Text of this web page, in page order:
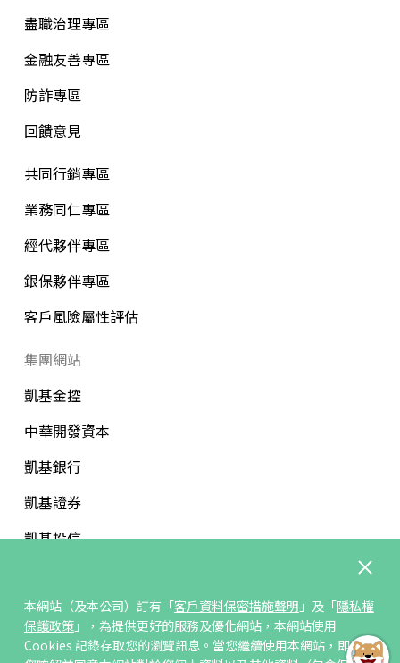
本網站（及本公司）訂有「客戶資料保密措施聲明 」及「隱私權
保護政策」，為提供更好的服務及優化網站，本網站使用
Cookies 記錄存取您的瀏覽訊息。當您繼續使用本網站，即表示
盡職治理專區
金融友善專區
防詐專區
回饋意見
共同行銷專區
業務同仁專區
經代夥伴專區
銀保夥伴專區
客戶風險屬性評估
集團網站
凱基金控
中華開發資本
凱基銀行
凱基證券
凱基投信